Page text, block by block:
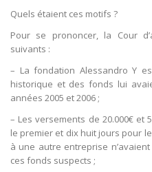
Quels étaient ces motifs ?
Pour se prononcer, la Cour
suivants :
– La fondation Alessandro Y
historique et des fonds lui
années 2005 et 2006 ;
– Les versements de 20.000€ et
le premier et dix huit jours pour
à une autre entreprise
ces fonds suspects ;